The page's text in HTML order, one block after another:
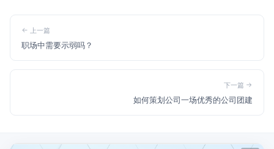
上一篇
职场中需要示弱吗？
下一篇
如何策划公司一场优秀的公司团建